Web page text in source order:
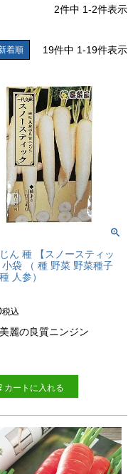
2件中 1-2件表示
着順 19件中 1-19件表示
ん 種 【スノースティッ
小袋 （ 種 野菜 野菜種子
人参）
税込
麗の良質ニンジン
カートに入れる